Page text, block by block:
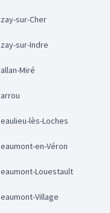
Azay-sur-Cher
Azay-sur-Indre
Ballan-Miré
Barrou
Beaulieu-lès-Loches
Beaumont-en-Véron
Beaumont-Louestault
Beaumont-Village